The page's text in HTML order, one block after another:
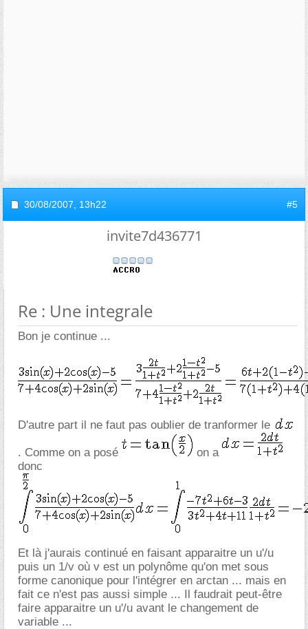
30/08/2007, 13h22 #5
invite7d436771
Re : Une integrale
Bon je continue ...
D'autre part il ne faut pas oublier de tranformer le
. Comme on a posé
on a
donc
Et là j'aurais continué en faisant apparaitre un u'/u
puis un 1/v où v est un polynôme qu'on met sous
forme canonique pour l'intégrer en arctan ... mais en
fait ce n'est pas aussi simple ... Il faudrait peut-être
faire apparaitre un u'/u avant le changement de
variable ...